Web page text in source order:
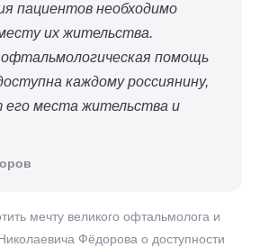
пациентов необходимо
их жительства.
помощь
каждому россиянину,
его места жительства и
мечту великого офтальмолога и
Фёдорова о доступности